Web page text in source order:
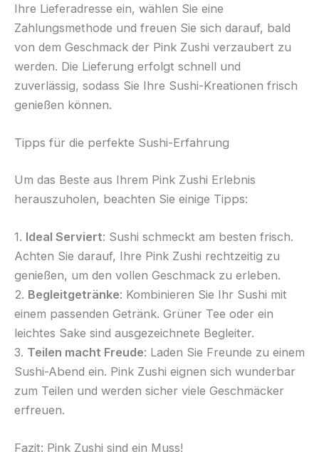
Ihre Lieferadresse ein, wählen Sie eine
Zahlungsmethode und freuen Sie sich darauf, bald
von dem Geschmack der Pink Zushi verzaubert zu
werden. Die Lieferung erfolgt schnell und
zuverlässig, sodass Sie Ihre Sushi-Kreationen frisch
genießen können.
Tipps für die perfekte Sushi-Erfahrung
Um das Beste aus Ihrem Pink Zushi Erlebnis
herauszuholen, beachten Sie einige Tipps:
1. Ideal Serviert: Sushi schmeckt am besten frisch.
Achten Sie darauf, Ihre Pink Zushi rechtzeitig zu
genießen, um den vollen Geschmack zu erleben.
2. Begleitgetränke: Kombinieren Sie Ihr Sushi mit
einem passenden Getränk. Grüner Tee oder ein
leichtes Sake sind ausgezeichnete Begleiter.
3. Teilen macht Freude: Laden Sie Freunde zu einem
Sushi-Abend ein. Pink Zushi eignen sich wunderbar
zum Teilen und werden sicher viele Geschmäcker
erfreuen.
Fazit: Pink Zushi sind ein Muss!